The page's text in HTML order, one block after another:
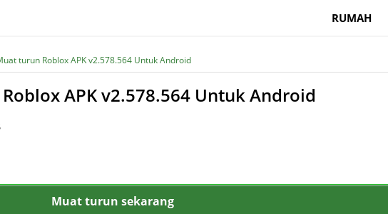
RUMAH
turun Roblox APK v2.578.564 Untuk Android
APK v2.578.564 Untuk Android
Muat turun sekarang